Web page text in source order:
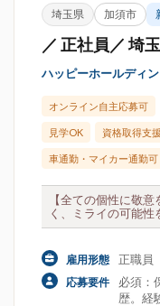
埼玉県 加須市
／ 正社員／ 埼
ハッピーホールディ
オンライン自主応募可
見学OK 資格取得支
車通勤・マイカー通勤可
【全ての個性に敬
く、ミライの可能性
雇用形態 正職員
応募要件
必須：
歴。経